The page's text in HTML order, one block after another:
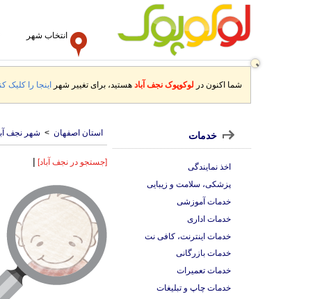
انتخاب شهر
شما اکنون در لوکوپوک نجف آباد هستید، برای تغییر شهر اینجا را کلیک
استان اصفهان > شهر نجف
[جستجو در نجف آباد] |
خدمات
اخذ نمایندگی
پزشکی، سلامت و زیبایی
خدمات آموزشی
خدمات اداری
خدمات اینترنت، کافی نت
خدمات بازرگانی
خدمات تعمیرات
خدمات چاپ و تبلیغات